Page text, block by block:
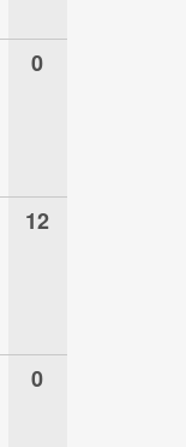
0
12
0